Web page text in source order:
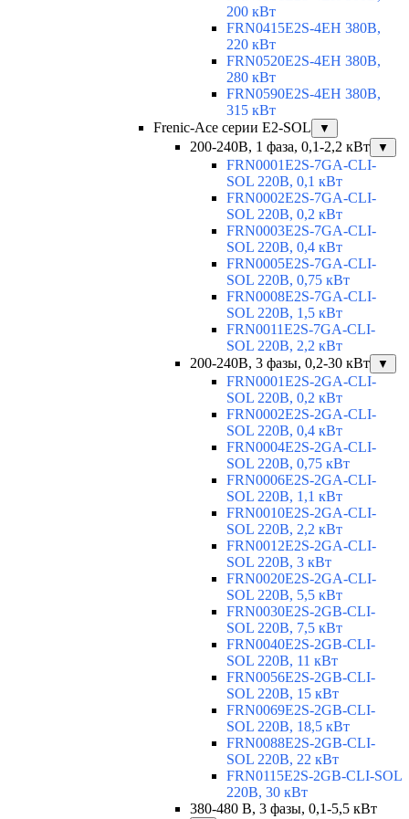
200 кВт
FRN0415E2S-4EH 380В,
220 кВт
FRN0520E2S-4EH 380В,
280 кВт
FRN0590E2S-4EH 380В,
315 кВт
Frenic-Ace серии E2-SOL
▼
200-240В, 1 фаза, 0,1-2,2 кВт ▼
FRN0001E2S-7GA-CLI-
SOL 220В, 0,1 кВт
FRN0002E2S-7GA-CLI-
SOL 220В, 0,2 кВт
FRN0003E2S-7GA-CLI-
SOL 220В, 0,4 кВт
FRN0005E2S-7GA-CLI-
SOL 220В, 0,75 кВт
FRN0008E2S-7GA-CLI-
SOL 220В, 1,5 кВт
FRN0011E2S-7GA-CLI-
SOL 220В, 2,2 кВт
200-240В, 3 фазы, 0,2-30 кВт
▼
FRN0001E2S-2GA-CLI-
SOL 220В, 0,2 кВт
FRN0002E2S-2GA-CLI-
SOL 220В, 0,4 кВт
FRN0004E2S-2GA-CLI-
SOL 220В, 0,75 кВт
FRN0006E2S-2GA-CLI-
SOL 220В, 1,1 кВт
FRN0010E2S-2GA-CLI-
SOL 220В, 2,2 кВт
FRN0012E2S-2GA-CLI-
SOL 220В, 3 кВт
FRN0020E2S-2GA-CLI-
SOL 220В, 5,5 кВт
FRN0030E2S-2GB-CLI-
SOL 220В, 7,5 кВт
FRN0040E2S-2GB-CLI-
SOL 220В, 11 кВт
FRN0056E2S-2GB-CLI-
SOL 220В, 15 кВт
FRN0069E2S-2GB-CLI-
SOL 220В, 18,5 кВт
FRN0088E2S-2GB-CLI-
SOL 220В, 22 кВт
FRN0115E2S-2GB-CLI-SOL
220В, 30 кВт
380-480 В, 3 фазы, 0,1-5,5 кВт